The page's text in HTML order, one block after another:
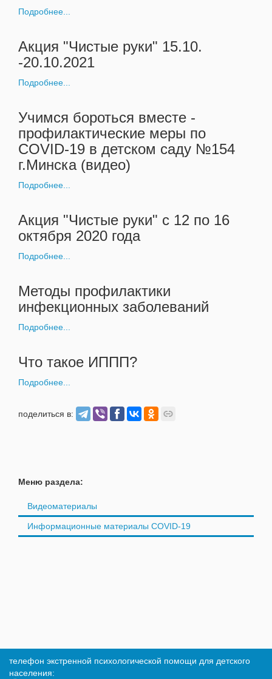
Подробнее...
Акция "Чистые руки" 15.10.
-20.10.2021
Подробнее...
Учимся бороться вместе -
профилактические меры по
COVID-19 в детском саду №154
г.Минска (видео)
Подробнее...
Акция "Чистые руки" с 12 по 16
октября 2020 года
Подробнее...
Методы профилактики
инфекционных заболеваний
Подробнее...
Что такое ИППП?
Подробнее...
поделиться в:
Меню раздела:
Видеоматериалы
Информационные материалы COVID-19
телефон экстренной психологической помощи для детского
населения: